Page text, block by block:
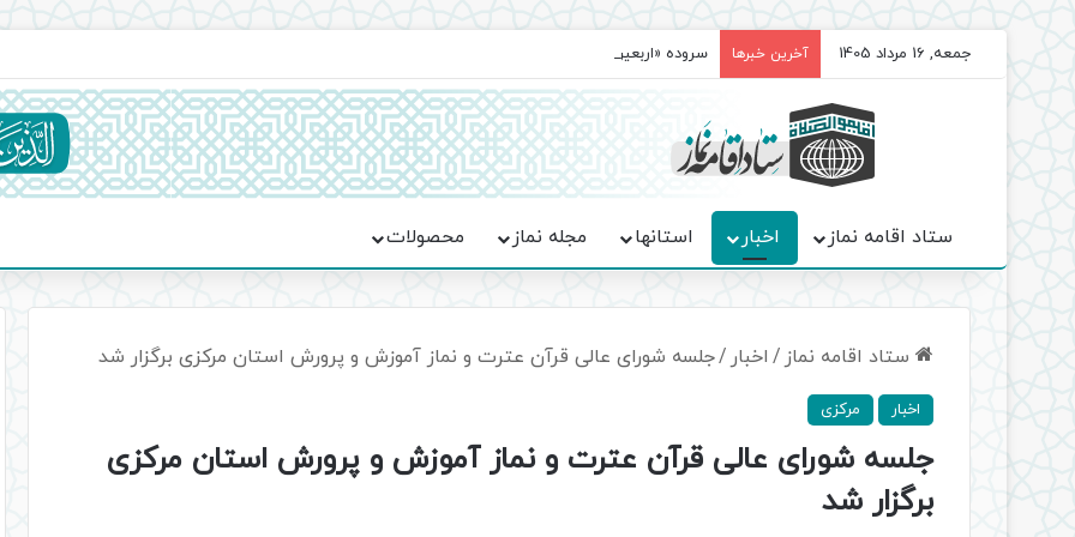
جمعه, 16 مرداد 1405 آخرین خبرها سروده‌ «اربعین»؛ روایت حماسه، استقامت و تمدن‌سازی امت اسلامی
ستاد اقامه نماز اخبار استانها مجله نماز محصولات
ستاد اقامه نماز / اخبار /جلسه شورای عالی قرآن عترت و نماز آموزش و پرورش استان مرکزی برگزار شد
اخبار مرکزی
جلسه شورای عالی قرآن عترت و نماز آموزش و پرورش استان مرکزی
برگزار شد